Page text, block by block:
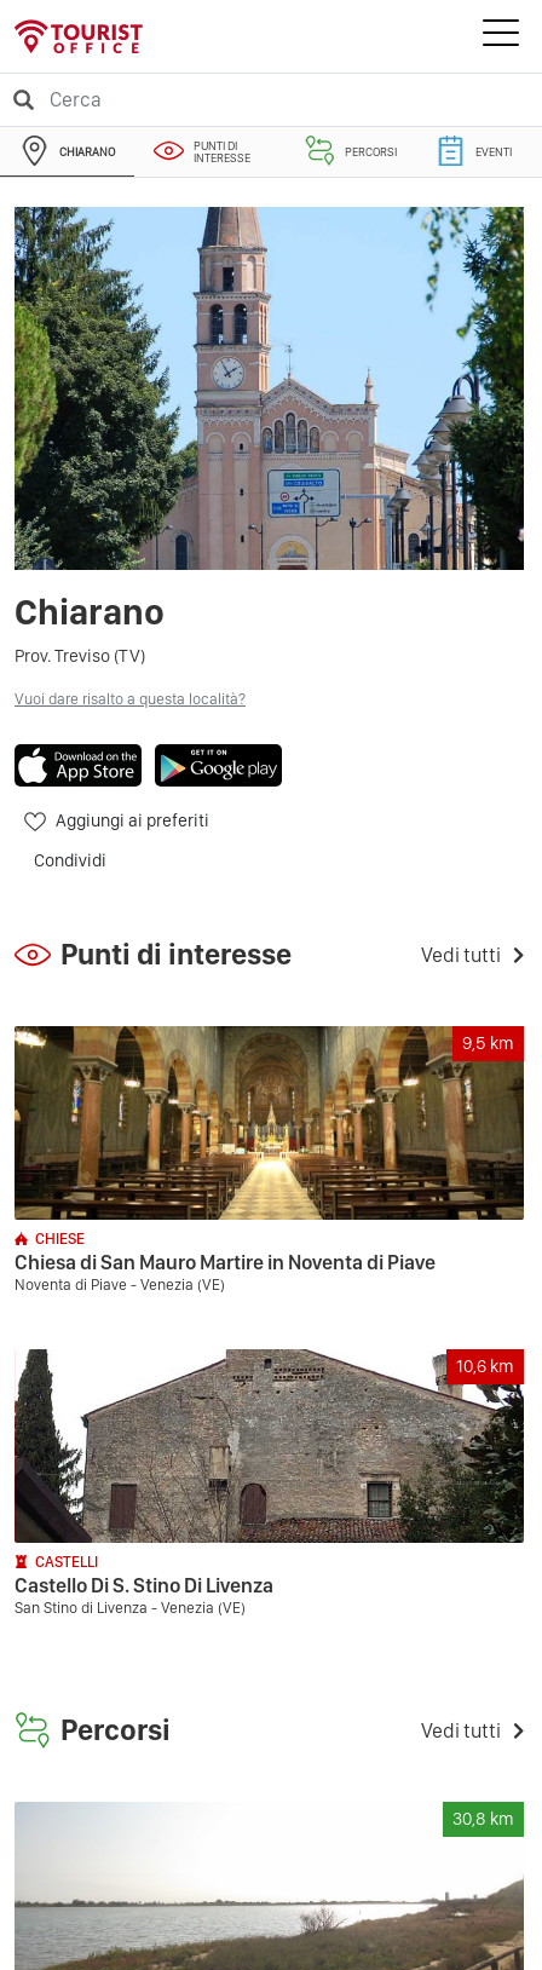
CHIARANO
PUNTI DI
INTERESSE
PERCORSI EVENTI
Chiarano
Prov. Treviso (TV)
Vuoi dare risalto a questa località?
Aggiungi ai preferiti
Condividi
Punti di interesse Vedi tutti
9,5 km
CHIESE
Chiesa di San Mauro Martire in Noventa di Piave
Noventa di Piave - Venezia (VE)
10,6 km
CASTELLI
Castello Di S. Stino Di Livenza
San Stino di Livenza - Venezia (VE)
Percorsi Vedi tutti
30,8 km